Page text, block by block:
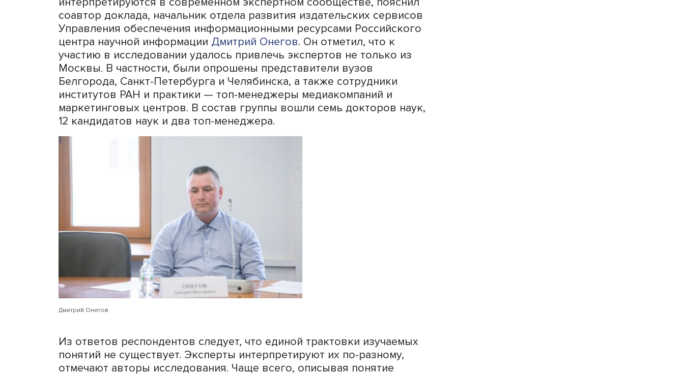
Исследование проводилось в два этапа. На первом этапе изучалась
литература по теме, в частности был проведен исторический анализ
изменений содержания понятий «медиа» и «медиапотребление». Слово
«медиапотребление» в русском академическом языке используется
около 25 лет и все чаще становится предметом научных
исследований, отметил Александр Шариков. Согласно данным
Российского индекса научного цитирования, если в 2006–2010 годах
было опубликовано всего пять академических работ, в заголовках
которых присутствовало слово «медиапотребление», то в 2020–2025
годах таких публикаций насчитывалось уже около 400.
На втором этапе исследования был проведен экспертный опрос. Его
целью было понять, как понятия «медиа» и «медиапотребление»
интерпретируются в современном экспертном сообществе, пояснил
соавтор доклада, начальник отдела развития издательских сервисов
Управления обеспечения информационными ресурсами Российского
центра научной информацииДмитрий Онегов
участию в исследовании удалось привлечь экспертов не только из
Москвы. В частности, были опрошены представители вузов
Белгорода, Санкт-Петербурга и Челябинска, а также сотрудники
маркетинговых центров. В состав группы вошли семь докторов наук,
12 кандидатов наук и два топ-менеджера.